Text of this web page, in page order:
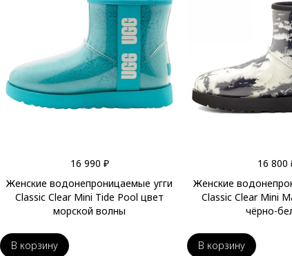
16 990 ₽
Женские водонепроницаемые угги
Classic Clear Mini Tide Pool цвет
морской волны
В корзину
16 800
Женские
Classic Clear Mini
чёрно-
В корзину